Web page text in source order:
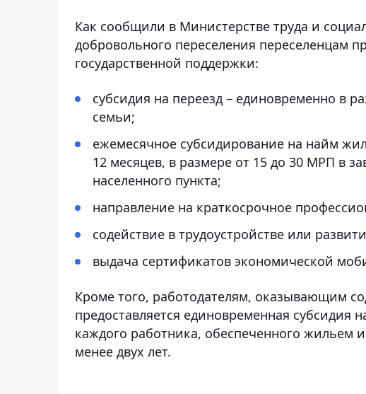
Как сообщили в Министерстве труда и
добровольного переселения переселенцам
государственной поддержки:
субсидия на переезд – единовременно в
семьи;
ежемесячное субсидирование на найм
12 месяцев, в размере от 15 до 30 МРП в
населенного пункта;
направление на краткосрочное
содействие в трудоустройстве или
выдача сертификатов экономической
Кроме того, работодателям, оказывающим
предоставляется единовременная субсидия
каждого работника, обеспеченного жильем
менее двух лет.